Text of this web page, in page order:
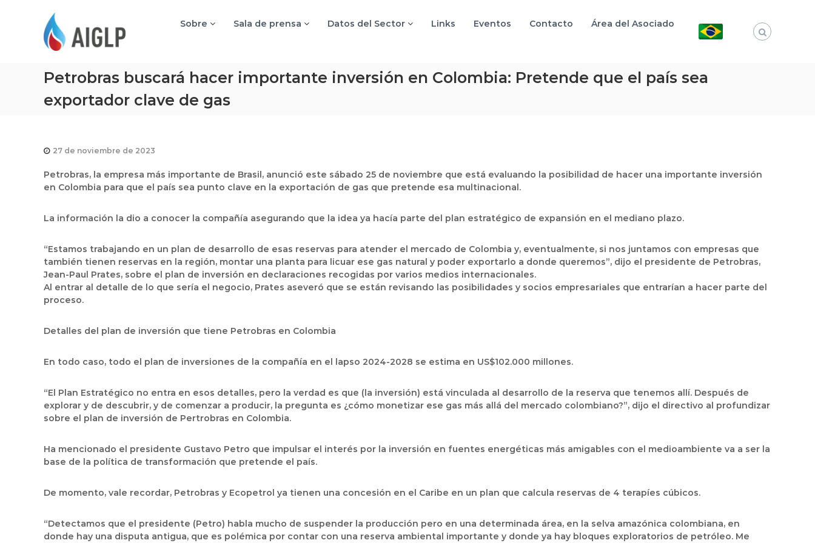
Sobre Sala de prensa Datos del Sector Links Eventos Contacto Área del Asociado
Petrobras buscará hacer importante inversión en Colombia: Pretende que el país sea
exportador clave de gas
27 de noviembre de 2023
Petrobras, la empresa más importante de Brasil, anunció este sábado 25 de noviembre que está evaluando la posibilidad de hacer una importante inversión
en Colombia para que el país sea punto clave en la exportación de gas que pretende esa multinacional.
La información la dio a conocer la compañía asegurando que la idea ya hacía parte del plan estratégico de expansión en el mediano plazo.
“Estamos trabajando en un plan de desarrollo de esas reservas para atender el mercado de Colombia y, eventualmente, si nos juntamos con empresas que
también tienen reservas en la región, montar una planta para licuar ese gas natural y poder exportarlo a donde queremos”, dijo el presidente de Petrobras,
Jean-Paul Prates, sobre el plan de inversión en declaraciones recogidas por varios medios internacionales.
Al entrar al detalle de lo que sería el negocio, Prates aseveró que se están revisando las posibilidades y socios empresariales que entrarían a hacer parte del
proceso.
Detalles del plan de inversión que tiene Petrobras en Colombia
En todo caso, todo el plan de inversiones de la compañía en el lapso 2024-2028 se estima en US$102.000 millones.
“El Plan Estratégico no entra en esos detalles, pero la verdad es que (la inversión) está vinculada al desarrollo de la reserva que tenemos allí. Después de
explorar y de descubrir, y de comenzar a producir, la pregunta es ¿cómo monetizar ese gas más allá del mercado colombiano?”, dijo el directivo al profundizar
sobre el plan de inversión de Pertrobras en Colombia.
Ha mencionado el presidente Gustavo Petro que impulsar el interés por la inversión en fuentes energéticas más amigables con el medioambiente va a ser la
base de la política de transformación que pretende el país.
De momento, vale recordar, Petrobras y Ecopetrol ya tienen una concesión en el Caribe en un plan que calcula reservas de 4 terapíes cúbicos.
“Detectamos que el presidente (Petro) habla mucho de suspender la producción pero en una determinada área, en la selva amazónica colombiana, en
donde hay una disputa antigua, que es polémica por contar con una reserva ambiental importante y donde ya hay bloques exploratorios de petróleo. Me